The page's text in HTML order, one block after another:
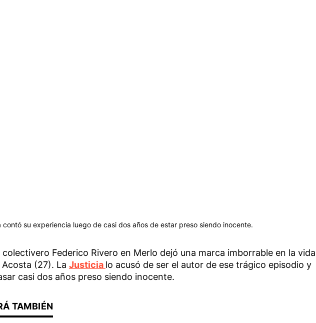
contó su experiencia luego de casi dos años de estar preso siendo inocente.
colectivero Federico Rivero en Merlo dejó una marca imborrable en la vida
(27). La Justicia lo acusó de ser el autor de ese trágico episodio y
casi dos años preso siendo inocente.